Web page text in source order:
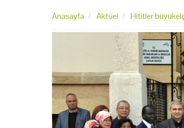
Anasayfa Aktüel Hititler